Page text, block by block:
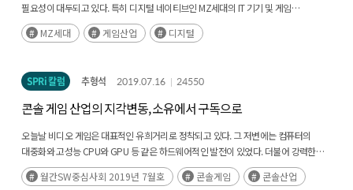
필요성이 대두되고 있다. 특히 디지털 네이티브인 MZ세대의 IT 기기 및 게임
이용행태는 이러한 변화동인을 지속적으로 이끌어나갈 전망이다.
MZ세대 게임산업 디지털
SPRi 칼럼 추형석 2019.07.16 24550
콘솔 게임 산업의 지각변동, 소유에서 구독으로
오늘날 비디오 게임은 대표적인 유희거리로 정착되고 있다. 그 저변에는 컴퓨터의
대중화와 고성능 CPU와 GPU 등 같은 하드웨어적인 발전이 있었다. 더불어 강력한
지식재산권(IP) 기반의 게임 출시, 다양한 장르의 확산 등 콘텐츠 자체의 발전은 게임
시장이 지금까지 성장해온 자양분이 됐다.(후략)
월간SW중심사회 2019년 7월호 콘솔게임 콘솔산업